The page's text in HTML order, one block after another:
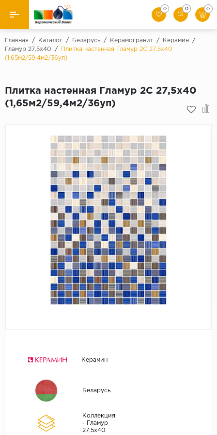
Назад
Производители
Керамогранит
Искусственный камень
0 0 0
Главная / Каталог / Беларусь / Керамогранит / Керамин
/
Гламур 27,5х40
/
Плитка настенная Гламур 2С 27,5х40
(1,65м2/59,4м2/36уп)
Плитка настенная Гламур 2С 27,5х40
(1,65м2/59,4м2/36уп)
Керамин
Беларусь
Коллекция
- Гламур
27,5х40